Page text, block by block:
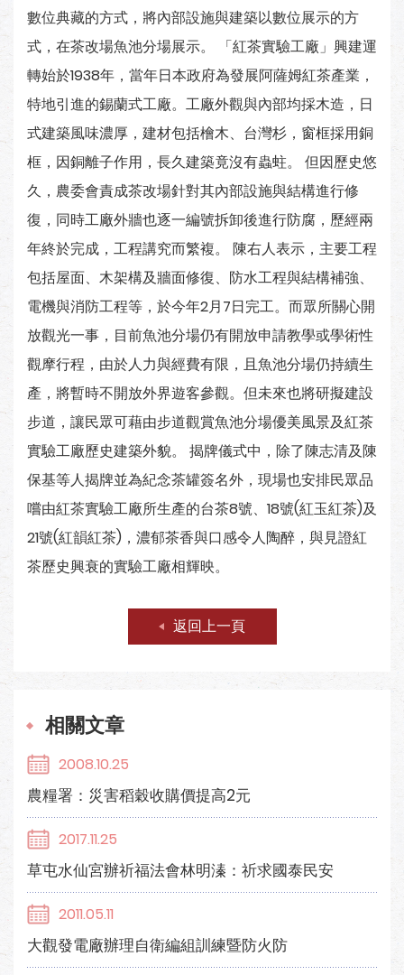
數位典藏的方式，將內部設施與建築以數位展示的方
式，在茶改場魚池分場展示。 「紅茶實驗工廠」興建運
轉始於1938年，當年日本政府為發展阿薩姆紅茶產業，
特地引進的錫蘭式工廠。工廠外觀與內部均採木造，日
式建築風味濃厚，建材包括檜木、台灣杉，窗框採用銅
框，因銅離子作用，長久建築竟沒有蟲蛀。 但因歷史悠
久，農委會責成茶改場針對其內部設施與結構進行修
復，同時工廠外牆也逐一編號拆卸後進行防腐，歷經兩
年終於完成，工程講究而繁複。 陳右人表示，主要工程
包括屋面、木架構及牆面修復、防水工程與結構補強、
電機與消防工程等，於今年2月7日完工。而眾所關心開
放觀光一事，目前魚池分場仍有開放申請教學或學術性
觀摩行程，由於人力與經費有限，且魚池分場仍持續生
產，將暫時不開放外界遊客參觀。但未來也將研擬建設
步道，讓民眾可藉由步道觀賞魚池分場優美風景及紅茶
實驗工廠歷史建築外貌。 揭牌儀式中，除了陳志清及陳
保基等人揭牌並為紀念茶罐簽名外，現場也安排民眾品
嚐由紅茶實驗工廠所生產的台茶8號、18號(紅玉紅茶)及
21號(紅韻紅茶)，濃郁茶香與口感令人陶醉，與見證紅
茶歷史興衰的實驗工廠相輝映。
返回上一頁
相關文章
2008.10.25
農糧署：災害稻穀收購價提高2元
2017.11.25
草屯水仙宮辦祈福法會林明溱：祈求國泰民安
2011.05.11
大觀發電廠辦理自衛編組訓練暨防火防